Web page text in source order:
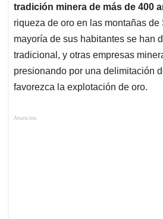
tradición minera de más de 400
riqueza de oro en las montañas de
mayoría de sus habitantes se han
tradicional, y otras empresas
presionando por una delimitación
favorezca la explotación de oro.
Anuncios.